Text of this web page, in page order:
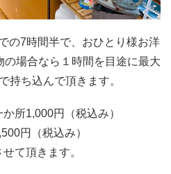
の7時間半で、おひとり様お洋
の場合なら１時間を目途に最大
持ち込んで頂きます。
所1,000円（税込み）
円（税込み）
て頂きます。